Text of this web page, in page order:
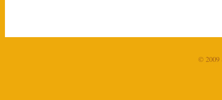
© 2009